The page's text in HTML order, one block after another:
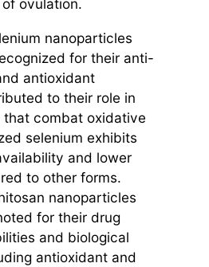
ovulation.
nanoparticles
for their anti-
antioxidant
to their role in
that combat oxidative
selenium exhibits
and lower
to other forms.
nanoparticles
for their drug
and biological
antioxidant and